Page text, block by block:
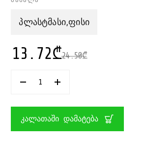
პლასტმასი,ფისი
24.50₾
13.72₾
ᲠᲐᲝᲓᲔᲜᲝᲑᲐ:
ᲡᲐᲑᲐᲖᲘᲡᲝ
ᲙᲐᲚᲐᲗᲐᲨᲘ ᲓᲐᲛᲐᲢᲔᲑᲐ